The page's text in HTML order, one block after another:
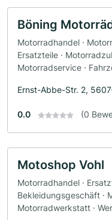
Böning
Motorradhandel ·
Ersatzteile ·
Motorradservice ·
Ernst-Abbe-Str. 2,
0.0 (0
Motoshop Vohl
Motorradhandel ·
Bekleidungsgeschäft ·
Motorradwerkstatt ·